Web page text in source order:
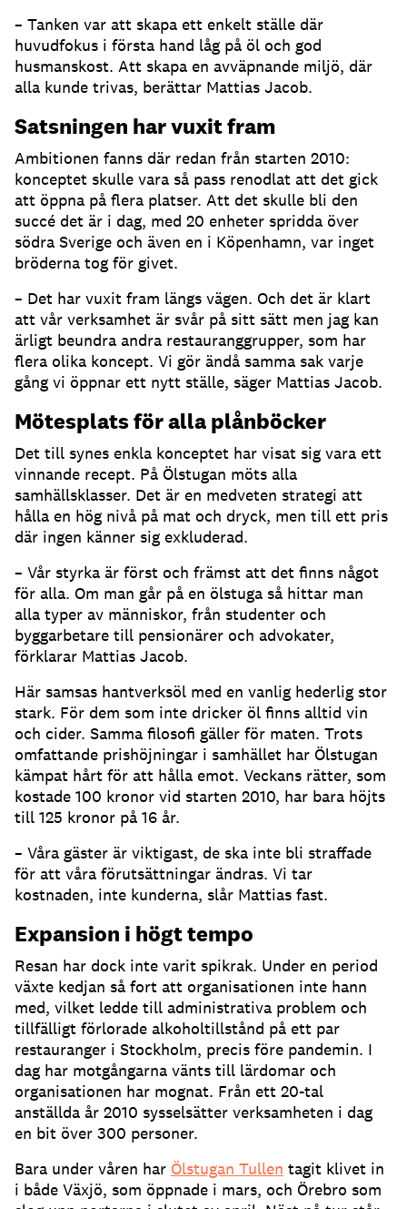
– Tanken var att skapa ett enkelt ställe där
huvudfokus i första hand låg på öl och god
husmanskost. Att skapa en avväpnande miljö, där
alla kunde trivas, berättar Mattias Jacob.
Satsningen har vuxit fram
Ambitionen fanns där redan från starten 2010:
konceptet skulle vara så pass renodlat att det gick
att öppna på flera platser. Att det skulle bli den
succé det är i dag, med 20 enheter spridda över
södra Sverige och även en i Köpenhamn, var inget
bröderna tog för givet.
– Det har vuxit fram längs vägen. Och det är klart
att vår verksamhet är svår på sitt sätt men jag kan
ärligt beundra andra restauranggrupper, som har
flera olika koncept. Vi gör ändå samma sak varje
gång vi öppnar ett nytt ställe, säger Mattias Jacob.
Mötesplats för alla plånböcker
Det till synes enkla konceptet har visat sig vara ett
vinnande recept. På Ölstugan möts alla
samhällsklasser. Det är en medveten strategi att
hålla en hög nivå på mat och dryck, men till ett pris
där ingen känner sig exkluderad.
– Vår styrka är först och främst att det finns något
för alla. Om man går på en ölstuga så hittar man
alla typer av människor, från studenter och
byggarbetare till pensionärer och advokater,
förklarar Mattias Jacob.
Här samsas hantverksöl med en vanlig hederlig stor
stark. För dem som inte dricker öl finns alltid vin
och cider. Samma filosofi gäller för maten. Trots
omfattande prishöjningar i samhället har Ölstugan
kämpat hårt för att hålla emot. Veckans rätter, som
kostade 100 kronor vid starten 2010, har bara höjts
till 125 kronor på 16 år.
– Våra gäster är viktigast, de ska inte bli straffade
för att våra förutsättningar ändras. Vi tar
kostnaden, inte kunderna, slår Mattias fast.
Expansion i högt tempo
Resan har dock inte varit spikrak. Under en period
växte kedjan så fort att organisationen inte hann
med, vilket ledde till administrativa problem och
tillfälligt förlorade alkoholtillstånd på ett par
restauranger i Stockholm, precis före pandemin. I
dag har motgångarna vänts till lärdomar och
organisationen har mognat. Från ett 20-tal
anställda år 2010 sysselsätter verksamheten i dag
en bit över 300 personer.
Bara under våren har Ölstugan Tullen tagit klivet in
i både Växjö, som öppnade i mars, och Örebro som